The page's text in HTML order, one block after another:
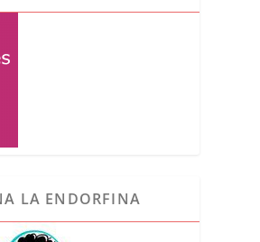
LA ENDORFINA